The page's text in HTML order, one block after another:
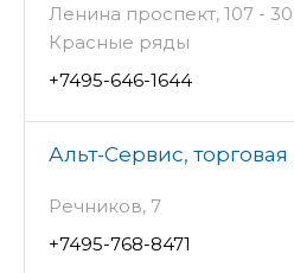
Ленина проспект, 107 -
Красные ряды
+7495-646-1644
Альт-Сервис,
Речников, 7
+7495-768-8471